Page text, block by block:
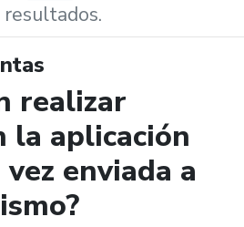
realizar
la aplicación
enviada a